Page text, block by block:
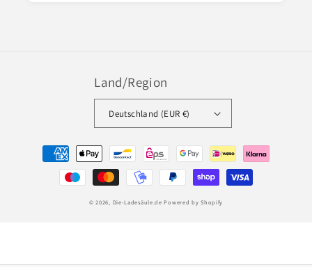
Land/Region
Deutschland (EUR €)
Zahlungsmethoden
© 2026, Die-Ladesäule.de Powered by Shopify